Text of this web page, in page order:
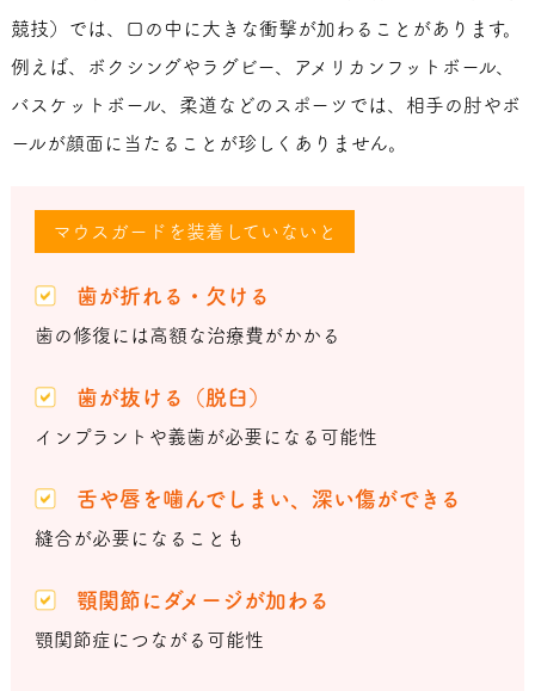
競技）では、口の中に大きな衝撃が加わることがあります。
例えば、ボクシングやラグビー、アメリカンフットボール、
バスケットボール、柔道などのスポーツでは、相手の肘やボ
ールが顔面に当たることが珍しくありません。
マウスガードを装着していないと
歯が折れる・欠ける
歯の修復には高額な治療費がかかる
歯が抜ける（脱臼）
インプラントや義歯が必要になる可能性
舌や唇を噛んでしまい、深い傷ができる
縫合が必要になることも
顎関節にダメージが加わる
顎関節症につながる可能性